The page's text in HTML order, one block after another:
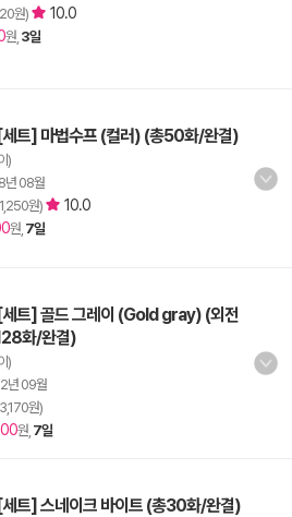
원) 10.0
원, 3일
트] 마법수프 (컬러) (총50화/완결)
)
년 08월
원) 10.0
원, 7일
트] 골드 그레이 (Gold gray) (외전
화/완결)
)
년 09월
원)
원, 7일
트] 스네이크 바이트 (총30화/완결)